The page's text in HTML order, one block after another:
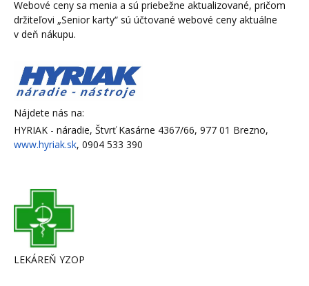
Webové ceny sa menia a sú priebežne aktualizované, pričom
držiteľovi „Senior karty“ sú účtované webové ceny aktuálne
v deň nákupu.
Nájdete nás na:
HYRIAK - náradie, Štvrť Kasárne 4367/66, 977 01 Brezno,
www.hyriak.sk, 0904 533 390
LEKÁREŇ YZOP